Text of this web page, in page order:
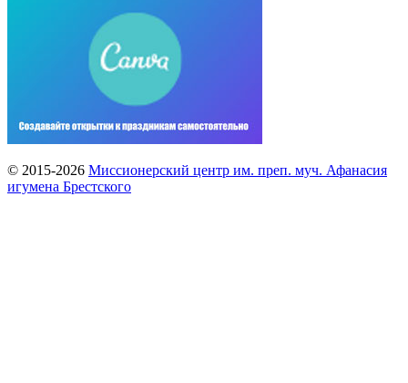
© 2015-2026 Миссионерский центр им. преп. муч. Афанасия
игумена Брестского